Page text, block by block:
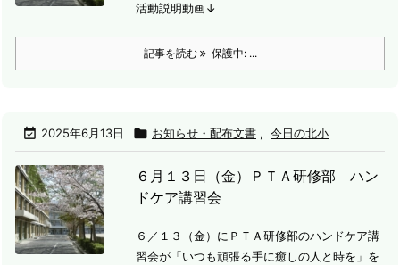
活動説明動画↓
記事を読む 保護中: ...
 2025年6月13日  お知らせ・配布文書 , 今日の北小
６月１３日（金）ＰＴＡ研修部 ハン
ドケア講習会
６／１３（金）にＰＴＡ研修部のハンドケア講
習会が「いつも頑張る手に癒しの人と時を」を